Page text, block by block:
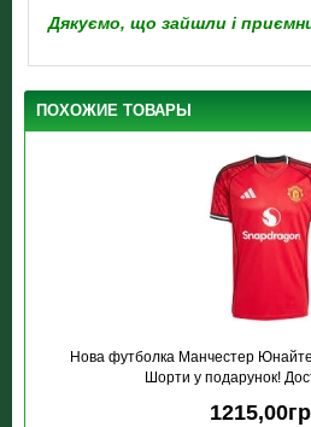
Дякуємо, що зайшли і
ПОХОЖИЕ ТОВАРЫ
Нова футболка Манчестер
Шорти у подарунок!